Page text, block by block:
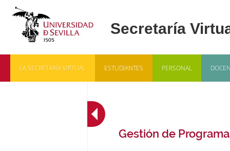
LA SECRETARÍA VIRTUAL ESTUDIANTES PERSONAL
Gestión de